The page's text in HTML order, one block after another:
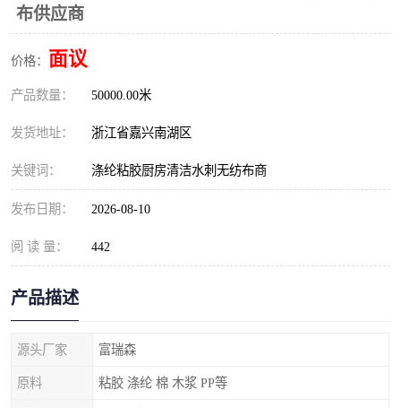
布供应商
价格： 面议
产品数量： 50000.00米
发货地址： 浙江省嘉兴南湖区
关键词： 涤纶粘胶厨房清洁水刺无纺布商
发布日期： 2026-08-10
阅 读 量： 442
产品描述
源头厂家 富瑞森
原料 粘胶 涤纶 棉 木浆 PP等